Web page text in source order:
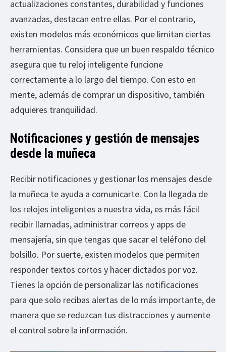
actualizaciones constantes, durabilidad y funciones
avanzadas, destacan entre ellas. Por el contrario,
existen modelos más económicos que limitan ciertas
herramientas. Considera que un buen respaldo técnico
asegura que tu reloj inteligente funcione
correctamente a lo largo del tiempo. Con esto en
mente, además de comprar un dispositivo, también
adquieres tranquilidad.
Notificaciones y gestión de mensajes
desde la muñeca
Recibir notificaciones y gestionar los mensajes desde
la muñeca te ayuda a comunicarte. Con la llegada de
los relojes inteligentes a nuestra vida, es más fácil
recibir llamadas, administrar correos y apps de
mensajería, sin que tengas que sacar el teléfono del
bolsillo. Por suerte, existen modelos que permiten
responder textos cortos y hacer dictados por voz.
Tienes la opción de personalizar las notificaciones
para que solo recibas alertas de lo más importante, de
manera que se reduzcan tus distracciones y aumente
el control sobre la información.